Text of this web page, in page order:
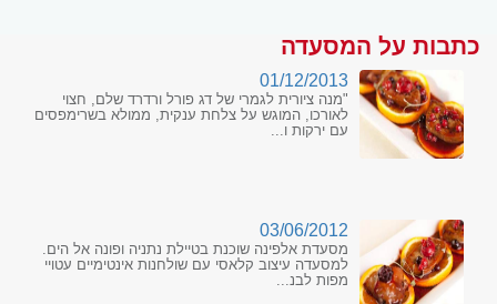
כתבות על המסעדה
01/12/2013
"מנה ציורית לגמרי של דג פורל ורדרד שלם, חצוי
לאורכו, המוגש על צלחת ענקית, ממולא בשרימפסים
עם ירקות ו...
03/06/2012
מסעדת אלפינה שוכנת בטיילת נתניה ופונה אל הים.
למסעדה עיצוב קלאסי עם שולחנות אינטימיים עטויי
מפות לבנ...